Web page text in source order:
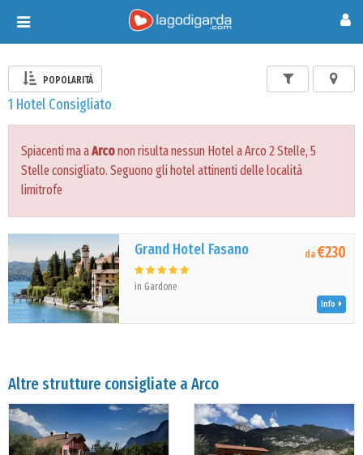
Toggle
navigation
POPOLARITÀ
1 Hotel Consigliato
Spiacenti ma aArconon risulta nessun Hotel a Arco 2 Stelle, 5
Stelle consigliato. Seguono gli hotel attinenti delle località
limitrofe
Grand Hotel Fasano
in Gardone
da€230
Info
Altre strutture consigliate a Arco